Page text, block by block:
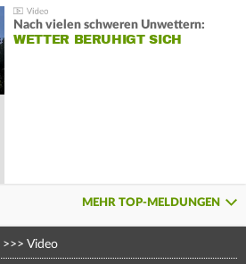
Nach vielen schweren Unwettern:
WETTER BERUHIGT SICH
MEHR TOP-MELDUNGEN
>>> Video